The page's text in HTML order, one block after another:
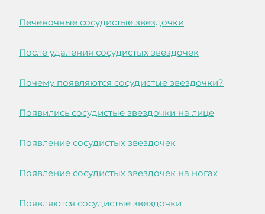
Печеночные сосудистые звездочки
После удаления сосудистых звездочек
Почему появляются сосудистые звездочки?
Появились сосудистые звездочки на лице
Появление сосудистых звездочек
Появление сосудистых звездочек на ногах
Появляются сосудистые звездочки